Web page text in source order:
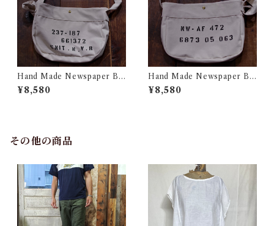
Hand Made Newspaper Ba
g #3 / ハンド メイド ニュース
ペーパー バック
¥8,580
Hand Made Newspaper Ba
g #2 / ハンド メイド ニュース
ペーパー バック
¥8,580
その他の商品